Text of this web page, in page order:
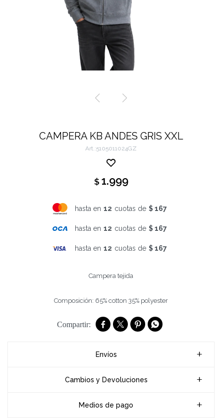
CAMPERA KB ANDES GRIS XXL
5105011024GZ
$ 1.999
hasta en 12 cuotas de $ 167
hasta en 12 cuotas de $ 167
hasta en 12 cuotas de $ 167
Campera tejida
Composición: 65% cotton 35% polyester
   
Envíos
Cambios y Devoluciones
Medios de pago